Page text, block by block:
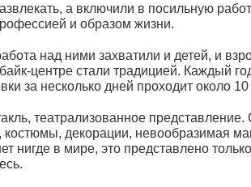
а включили в посильную
и образом жизни.
над ними захватили и детей, и
центре стали традицией. Каждый
за несколько дней проходит около
театрализованное
костюмы, декорации, невообразимая
нигде в мире, это представлено